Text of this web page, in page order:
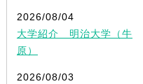
2026/08/04
大学紹介 明治大学（牛
原）
2026/08/03